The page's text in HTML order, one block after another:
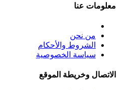
معلومات عنا
من نحن
الشروط والأحكام
سياسة الخصوصية
الاتصال وخريطة الموقع